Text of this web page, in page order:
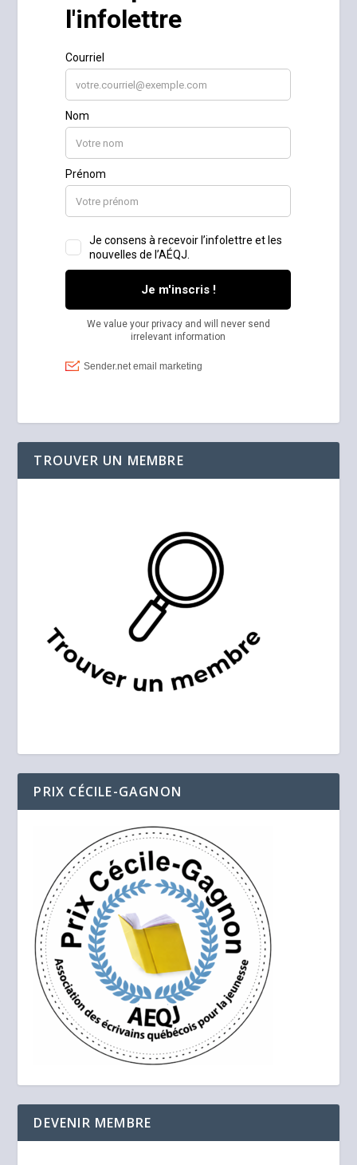
TROUVER UN MEMBRE
PRIX CÉCILE-GAGNON
DEVENIR MEMBRE